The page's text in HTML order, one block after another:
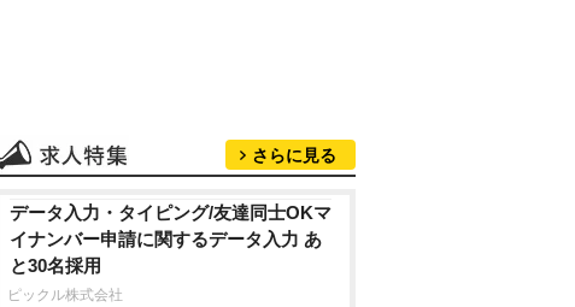
さらに見る
データ入力・タイピング/友達同士OKマ
イナンバー申請に関するデータ入力 あ
と30名採用
ピックル株式会社